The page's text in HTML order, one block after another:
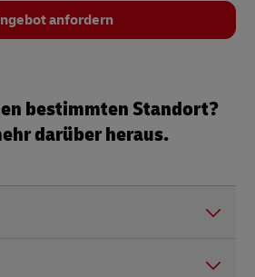
anfordern
bestimmten Standort?
darüber heraus.